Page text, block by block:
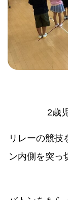
2歳
リレーの競技
ン内側を突っ